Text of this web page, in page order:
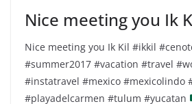
Nice meeting you Ik
Nice meeting you Ik Kil #ikkil
#summer2017 #vacation #travel
#instatravel #mexico #mexicolindo
#playadelcarmen #tulum #yucatan